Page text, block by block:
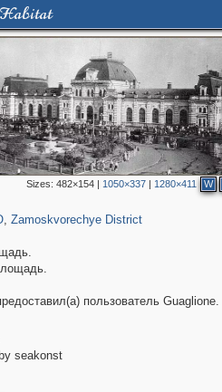
Habitat
Sizes:482×154 | 1050×337 | 1280×411 W
, Zamoskvorechye District
пользователь Guaglione.
seakonst